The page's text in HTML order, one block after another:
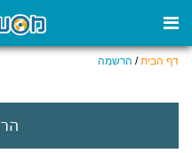
דף הבית/ הרשמה